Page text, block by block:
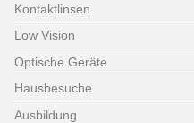
Kontaktlinsen
Low Vision
Optische Geräte
Hausbesuche
Ausbildung